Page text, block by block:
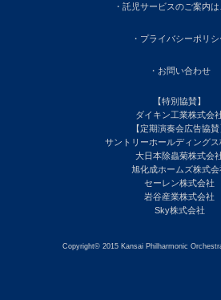
・託児サービスのご案内
・プライバシーポリシ
・お問い合わせ
【特別協賛】
ダイキン工業株式会
【定期演奏会広告協賛
サントリーホールディングス
大日本除蟲菊株式会
旭化成ホームズ株式会
セーレン株式会社
岩谷産業株式会社
Sky株式会社
Copyright© 2015 Kansai Philharmonic